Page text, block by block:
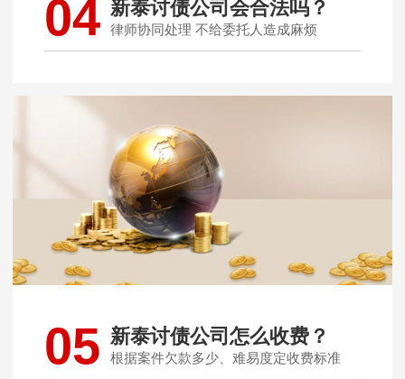
04 新泰讨债公司会合法吗？
律师协同处理 不给委托人造成麻烦
05 新泰讨债公司怎么收费？
根据案件欠款多少、难易度定收费标准